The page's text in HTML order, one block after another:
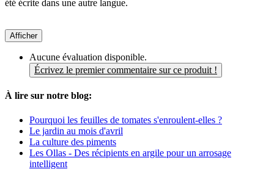
été écrite dans une autre langue.
Afficher
Aucune évaluation disponible.
Écrivez le premier commentaire sur ce produit !
À lire sur notre blog:
Pourquoi les feuilles de tomates s'enroulent-elles ?
Le jardin au mois d'avril
La culture des piments
Les Ollas - Des récipients en argile pour un arrosage
intelligent